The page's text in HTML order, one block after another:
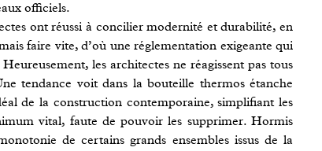
officiels.
ont réussi à concilier modernité et durabilité, en
faire vite, d’où une réglementation exigeante qui
Heureusement, les architectes ne réagissent pas tous
tendance voit dans la bouteille thermos étanche
de la construction contemporaine, simplifiant les
vital, faute de pouvoir les supprimer. Hormis
de certains grands ensembles issus de la